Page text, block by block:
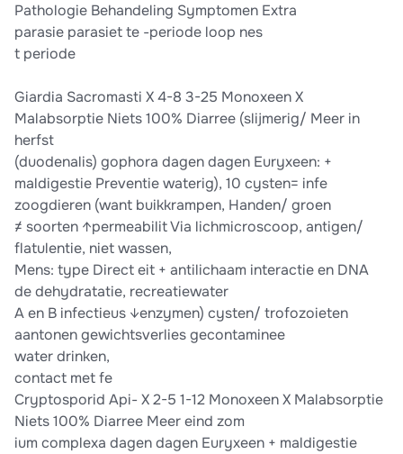
Pathologie Behandeling Symptomen Extra
parasie parasiet te -periode loop nes
t periode
Giardia Sacromasti X 4-8 3-25 Monoxeen X
Malabsorptie Niets 100% Diarree (slijmerig/ Meer in
herfst
(duodenalis) gophora dagen dagen Euryxeen: +
maldigestie Preventie waterig), 10 cysten= infe
zoogdieren (want buikkrampen, Handen/ groen
≠ soorten ↑permeabilit Via lichmicroscoop, antigen/
flatulentie, niet wassen,
Mens: type Direct eit + antilichaam interactie en DNA
de dehydratatie, recreatiewater
A en B infectieus ↓enzymen) cysten/ trofozoieten
aantonen gewichtsverlies gecontaminee
water drinken,
contact met fe
Cryptosporid Api- X 2-5 1-12 Monoxeen X Malabsorptie
Niets 100% Diarree Meer eind zom
ium complexa dagen dagen Euryxeen + maldigestie